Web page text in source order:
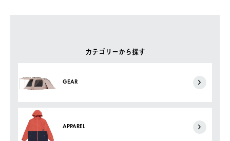
カテゴリーから探す
GEAR
APPAREL